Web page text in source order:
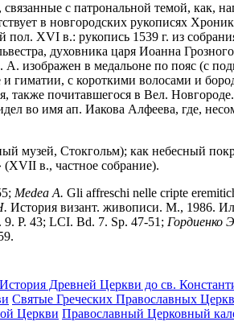
с патрональной темой, как,
в новгородских рукописях
пол. XVI в.: рукопись 1539 г. из
духовника царя Иоанна
в медальоне по пояс (с
гиматии, с короткими волосами и
также почитавшегося в Вел.
во имя ап. Иакова Алфеева, где,
музей, Стокгольм); как небесный
в., частное собрание).
Medea A. Gli affreschi nelle cripte
История визант. живописи. М., 1986.
P. 43; LCI. Bd. 7. Sp. 47-51; Гордиенко
История Древней Церкви до св.
Святые Греческих Православных
Церкви Православный Церковный